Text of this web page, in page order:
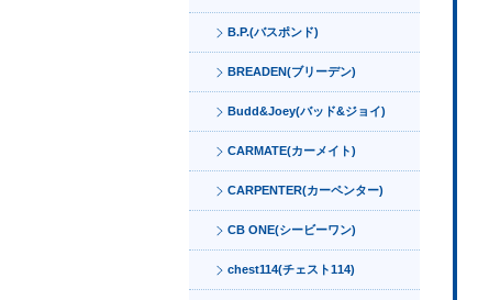
B.P.(バスポンド)
BREADEN(ブリーデン)
Budd&Joey(バッド&ジョイ)
CARMATE(カーメイト)
CARPENTER(カーペンター)
CB ONE(シービーワン)
chest114(チェスト114)